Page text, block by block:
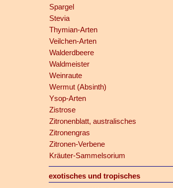
Spargel
Stevia
Thymian-Arten
Veilchen-Arten
Walderdbeere
Waldmeister
Weinraute
Wermut (Absinth)
Ysop-Arten
Zistrose
Zitronenblatt, australisches
Zitronengras
Zitronen-Verbene
Kräuter-Sammelsorium
exotisches und tropisches